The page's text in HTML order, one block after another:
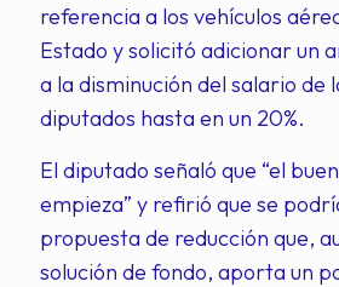
referencia a los vehículos
Estado y solicitó adicionar un
a la disminución del salario de
diputados hasta en un 20%.
El diputado señaló que “el
empieza” y refirió que se
propuesta de reducción que,
solución de fondo, aporta un